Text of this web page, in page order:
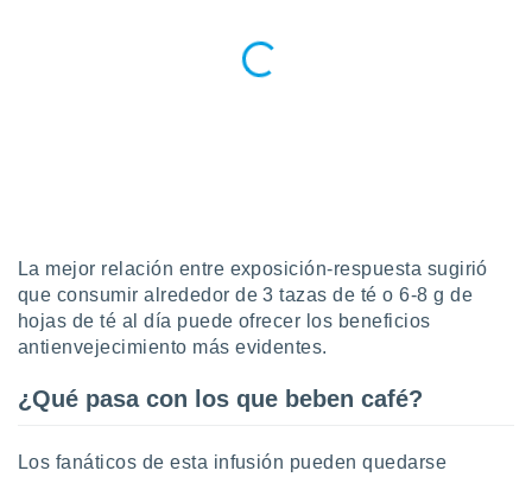
de la
de
de
de
La mejor relación entre exposición-respuesta sugirió
que consumir alrededor de 3 tazas de té o 6-8 g de
hojas de té al día puede ofrecer los beneficios
antienvejecimiento más evidentes.
¿Qué pasa con los que beben café?
Los fanáticos de esta infusión pueden quedarse